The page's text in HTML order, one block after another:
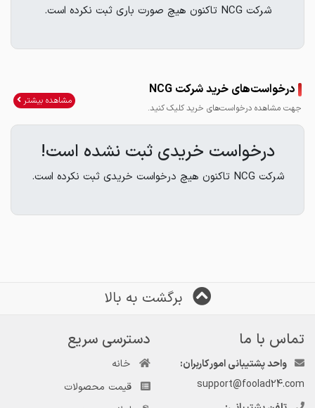
شرکت NCG تاکنون هیچ صورت باری ثبت نکرده است.
درخواست‌های خرید شرکت NCG
جهت مشاهده درخواست‌های خرید کلیک کنید.
مشاهده بیشتر
درخواست خریدی ثبت نشده است!
شرکت NCG تاکنون هیچ درخواست خریدی ثبت نکرده است.
برگشت به بالا
تماس با ما
واحد پشتیبانی امور کاربران:
support@foolad24.com
دسترسی سریع
خانه
قیمت محصولات